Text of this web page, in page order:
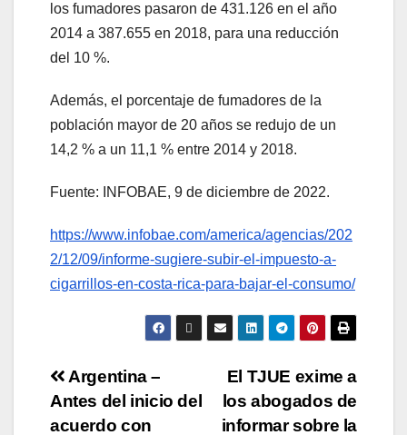
los fumadores pasaron de 431.126 en el año
2014 a 387.655 en 2018, para una reducción
del 10 %.
Además, el porcentaje de fumadores de la
población mayor de 20 años se redujo de un
14,2 % a un 11,1 % entre 2014 y 2018.
Fuente: INFOBAE, 9 de diciembre de 2022.
https://www.infobae.com/america/agencias/202
2/12/09/informe-sugiere-subir-el-impuesto-a-
cigarrillos-en-costa-rica-para-bajar-el-consumo/
El TJUE exime a
los abogados de
informar sobre la
Argentina –
Antes del inicio del
acuerdo con